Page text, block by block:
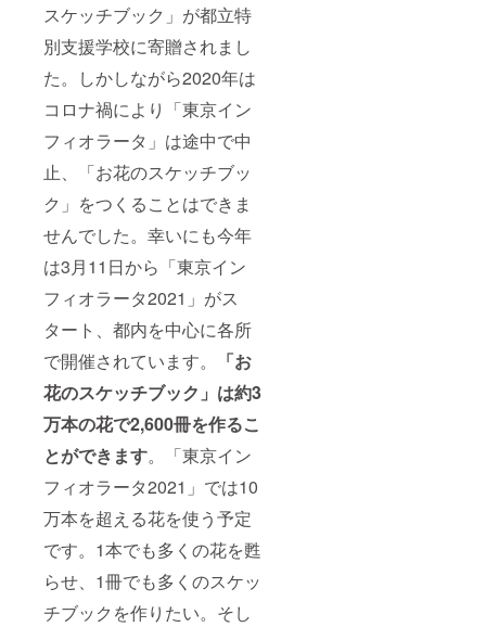
スケッチブック」が都立特
別支援学校に寄贈されまし
た。しかしながら2020年は
コロナ禍により「東京イン
フィオラータ」は途中で中
止、「お花のスケッチブッ
ク」をつくることはできま
せんでした。幸いにも今年
は3月11日から「東京イン
フィオラータ2021」がス
タート、都内を中心に各所
で開催されています。
「お
花のスケッチブック」は約3
万本の花で2,600冊を作るこ
とができます。「東京イン
フィオラータ2021」では10
万本を超える花を使う予定
です。1本でも多くの花を甦
らせ、1冊でも多くのスケッ
チブックを作りたい。そし